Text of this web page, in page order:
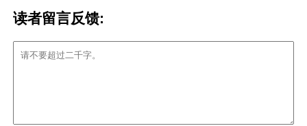
读者留言反馈: